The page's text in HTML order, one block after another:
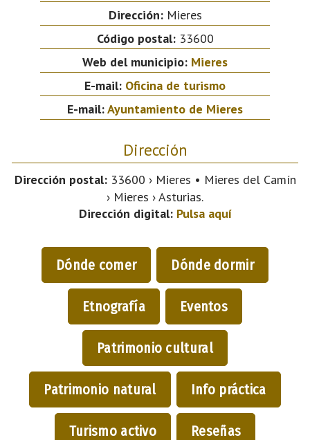
Dirección:Mieres
Código postal:33600
Web del municipio: Mieres
E-mail: Oficina de turismo
E-mail:Ayuntamiento de Mieres
Dirección
Dirección postal:33600 › Mieres • Mieres del Camín
› Mieres › Asturias.
Dirección digital: Pulsa aquí
Dónde comer Dónde dormir
Etnografía Eventos
Patrimonio cultural
Patrimonio natural Info práctica
Turismo activo Reseñas